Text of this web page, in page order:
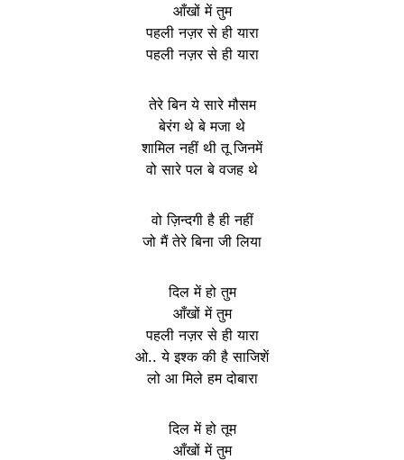
आँखों में तुम
पहली नज़र से ही यारा
पहली नज़र से ही यारा
तेरे बिन ये सारे मौसम
बेरंग थे बे मजा थे
शामिल नहीं थी तू जिनमें
वो सारे पल बे वजह थे
वो ज़िन्दगी है ही नहीं
जो मैं तेरे बिना जी लिया
दिल में हो तुम
आँखों में तुम
पहली नज़र से ही यारा
ओ.. ये इश्क की है साजिशें
लो आ मिले हम दोबारा
दिल में हो तूम
आँखों में तुम